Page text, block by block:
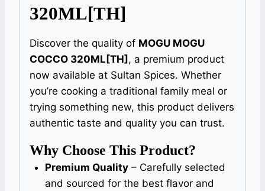
320ML[TH]
Discover the quality of MOGU MOGU
COCCO 320ML[TH] , a premium product
now available at Sultan Spices. Whether
you’re cooking a traditional family meal or
trying something new, this product delivers
authentic taste and quality you can trust.
Why Choose This Product?
Premium Quality– Carefully selected
and sourced for the best flavor and